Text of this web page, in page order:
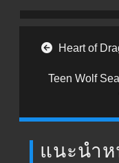
Post navigation
Heart of
Teen Wolf
แนะนำห